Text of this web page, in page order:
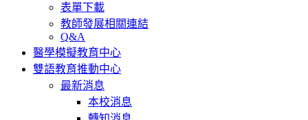
表單下載
教師發展相關連結
Q&A
醫學模擬教育中心
雙語教育推動中心
最新消息
本校消息